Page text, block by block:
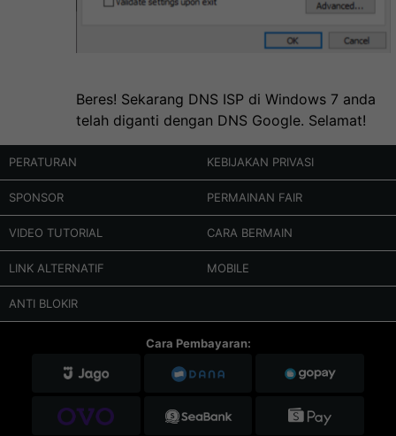
Beres! Sekarang DNS ISP di Windows 7 anda
telah diganti dengan DNS Google. Selamat!
PERATURAN KEBIJAKAN PRIVASI
SPONSOR PERMAINAN FAIR
VIDEO TUTORIAL CARA BERMAIN
LINK ALTERNATIF MOBILE
ANTI BLOKIR
Cara Pembayaran: